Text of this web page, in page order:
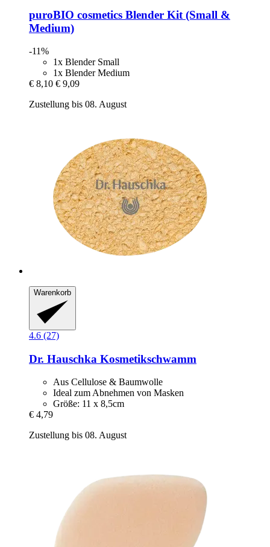
puroBIO cosmetics Blender Kit (Small &
Medium)
-11%
1x Blender Small
1x Blender Medium
€ 8,10 € 9,09
Zustellung bis 08. August
Warenkorb
4.6 (27)
Dr. Hauschka Kosmetikschwamm
Aus Cellulose & Baumwolle
Ideal zum Abnehmen von Masken
Größe: 11 x 8,5cm
€ 4,79
Zustellung bis 08. August